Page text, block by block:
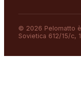
© 2026 Pelomatto è
Sovietica 612/15/c,